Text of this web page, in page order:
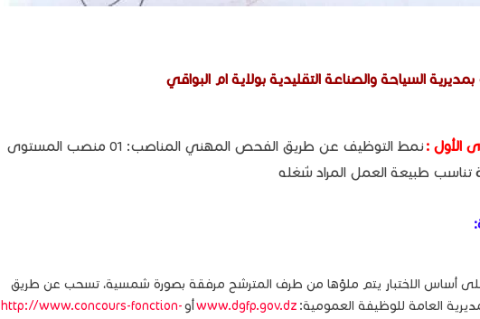
الأول :
نمط التوظيف عن طريق الفحص المهني المناصب: 01 منصب المستوى
تناسب طبيعة العمل المراد شغله
أساس الاختبار يتم ملؤها من طرف المترشح مرفقة بصورة شمسية، تسحب عن طريق
العامة للوظيفة العمومية: www.dgfp.gov.dzأوhttp://www.concours-fonction-